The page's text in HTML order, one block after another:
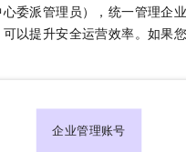
委派管理员），统一管理企
以提升安全运营效率。如果